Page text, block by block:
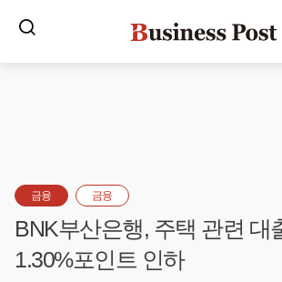
금융 금융
BNK부산은행, 주택 관련 대
1.30%포인트 인하